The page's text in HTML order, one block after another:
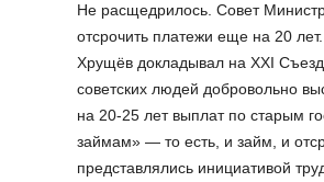
Не расщедрилось. Совет
отсрочить платежи еще на 20
Хрущёв докладывал на XXI
советских людей добровольно
на 20-25 лет выплат по старым
займам» — то есть, и займ, и
представлялись инициативой